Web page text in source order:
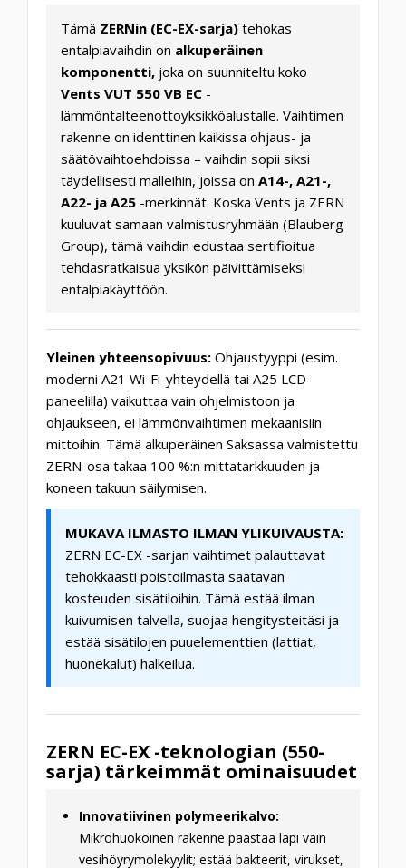
Tämä ZERNin (EC-EX-sarja) tehokas
entalpiavaihdin on alkuperäinen
komponentti, joka on suunniteltu koko
Vents VUT 550 VB EC -
lämmöntalteenottoyksikköalustalle. Vaihtimen
rakenne on identtinen kaikissa ohjaus- ja
säätövaihtoehdoissa – vaihdin sopii siksi
täydellisesti malleihin, joissa on A14-, A21-,
A22- ja A25 -merkinnät. Koska Vents ja ZERN
kuuluvat samaan valmistusryhmään (Blauberg
Group), tämä vaihdin edustaa sertifioitua
tehdasratkaisua yksikön päivittämiseksi
entalpiakäyttöön.
Yleinen yhteensopivuus: Ohjaustyyppi (esim.
moderni A21 Wi-Fi-yhteydellä tai A25 LCD-
paneelilla) vaikuttaa vain ohjelmistoon ja
ohjaukseen, ei lämmönvaihtimen mekaanisiin
mittoihin. Tämä alkuperäinen Saksassa valmistettu
ZERN-osa takaa 100 %:n mittatarkkuuden ja
koneen takuun säilymisen.
MUKAVA ILMASTO ILMAN YLIKUIVAUSTA:
ZERN EC-EX -sarjan vaihtimet palauttavat
tehokkaasti poistoilmasta saatavan
kosteuden sisätiloihin. Tämä estää ilman
kuivumisen talvella, suojaa hengitysteitäsi ja
estää sisätilojen puuelementtien (lattiat,
huonekalut) halkeilua.
ZERN EC-EX -teknologian (550-
sarja) tärkeimmät ominaisuudet
Innovatiivinen polymeerikalvo:
Mikrohuokoinen rakenne päästää läpi vain
vesihöyrymolekyylit; estää bakteerit, virukset,